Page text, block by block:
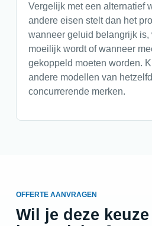
Vergelijk met een alternatief
andere eisen stelt dan het
wanneer geluid belangrijk is,
moeilijk wordt of wanneer
gekoppeld moeten worden.
andere modellen van
concurrerende merken.
OFFERTE AANVRAGEN
Wil je deze